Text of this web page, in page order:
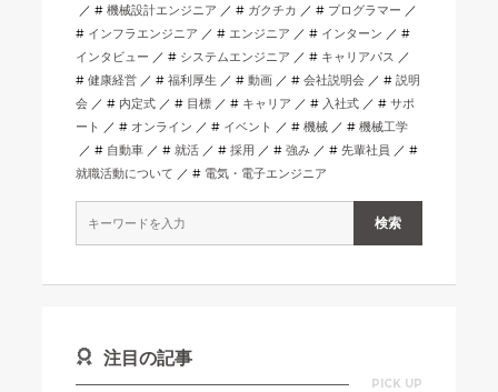
機械設計エンジニア
ガクチカ
プログラマー
インフラエンジニア
エンジニア
インターン
インタビュー
システムエンジニア
キャリアパス
健康経営
福利厚生 動画 会社説明会
説明
会
内定式 目標 キャリア 入社式
サポ
ート
オンライン イベント 機械
機械工学
自動車
就活 採用 強み
先輩社員
就職活動について
電気・電子エンジニア
注目の記事
PICK UP